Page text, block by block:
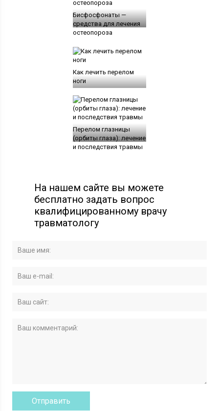
Бисфосфонаты —
средства для лечения
остеопороза
Как лечить перелом
ноги
Перелом глазницы
(орбиты глаза): лечение
и последствия травмы
На нашем сайте вы можете
бесплатно задать вопрос
квалифицированному врачу
травматологу